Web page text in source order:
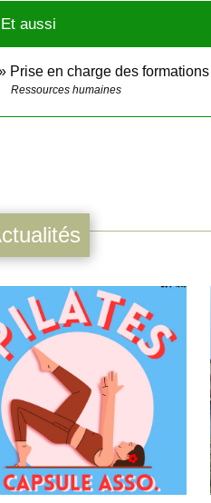
Et aussi
Prise en charge des
Ressources humaines